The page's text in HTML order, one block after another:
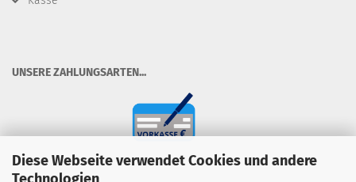
Diese Webseite verwendet Cookies und andere
​UNSERE ZAHLUNGSARTEN...